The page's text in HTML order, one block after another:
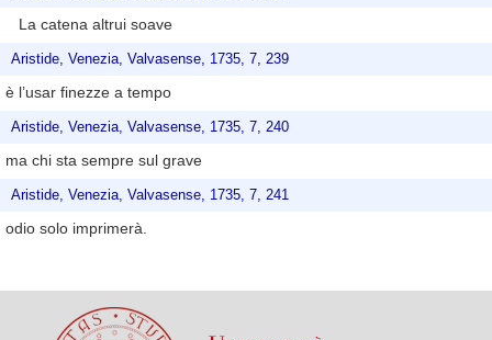
La catena altrui soave
Aristide, Venezia, Valvasense, 1735, 7, 239
è l’usar finezze a tempo
Aristide, Venezia, Valvasense, 1735, 7, 240
ma chi sta sempre sul grave
Aristide, Venezia, Valvasense, 1735, 7, 241
odio solo imprimerà.